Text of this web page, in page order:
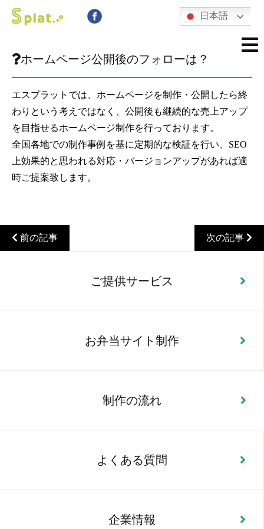
日本語
ホームページ公開後のフォローは？
エスプラットでは、ホームページを制作・公開したら終
わりという考えではなく、公開後も継続的な売上アップ
を目指せるホームページ制作を行っております。
全国各地での制作事例を基に定期的な検証を行い、SEO
上効果的と思われる対応・バージョンアップがあれば適
時ご提案致します。
前の記事 次の記事
ご提供サービス
お弁当サイト制作
制作の流れ
よくある質問
企業情報